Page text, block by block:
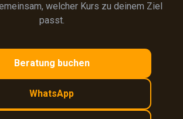
welcher Kurs zu deinem Ziel
passt.
Beratung buchen
WhatsApp